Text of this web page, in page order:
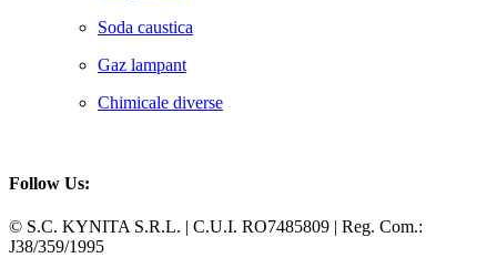
Soda caustica
Gaz lampant
Chimicale diverse
Follow Us:
Facebook
Whatsapp
© S.C. KYNITA S.R.L. | C.U.I. RO7485809 | Reg. Com.:
J38/359/1995